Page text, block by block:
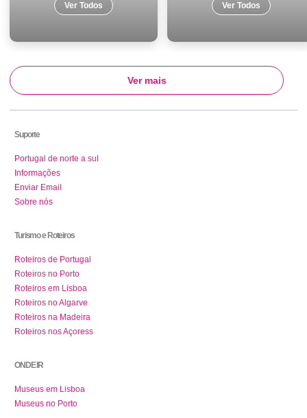
Ver Todos Ver Todos
Ver mais
Suporte
Portugal de norte a sul
Informações
Enviar Email
Sobre nós
Turismo e Roteiros
Roteiros de Portugal
Roteiros no Porto
Roteiros em Lisboa
Roteiros no Algarve
Roteiros na Madeira
Roteiros nos Açoress
ONDE IR
Museus em Lisboa
Museus no Porto